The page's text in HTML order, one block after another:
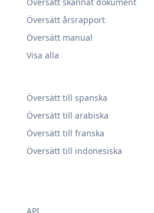
Översätt årsrapport
Översätt manual
Visa alla
Översätt till spanska
Översätt till arabiska
Översätt till franska
Översätt till indonesiska